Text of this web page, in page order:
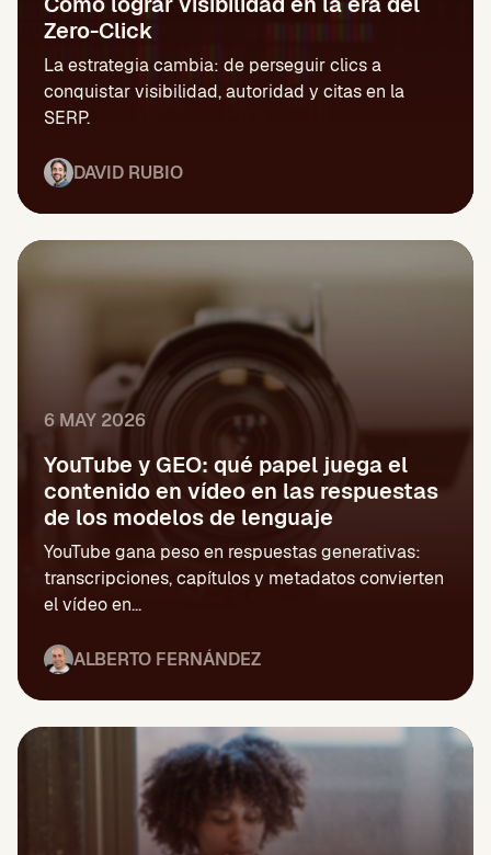
Zero-Click
La estrategia cambia: de perseguir clics a
conquistar visibilidad, autoridad y citas en la
SERP.
DAVID RUBIO
6 MAY 2026
YouTube y GEO: qué papel juega el
contenido en vídeo en las respuestas
de los modelos de lenguaje
YouTube gana peso en respuestas generativas:
transcripciones, capítulos y metadatos convierten
el vídeo en...
ALBERTO FERNÁNDEZ